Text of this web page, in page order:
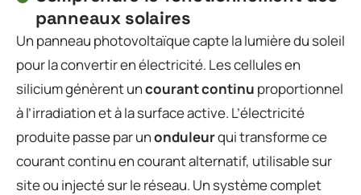
panneaux solaires
Un panneau photovoltaïque capte la lumière du soleil
pour la convertir en électricité. Les cellules en
silicium génèrent uncourant continu proportionnel
à l’irradiation et à la surface active. L’électricité
produite passe par unonduleurqui transforme ce
courant continu en courant alternatif, utilisable sur
site ou injecté sur le réseau. Un système complet